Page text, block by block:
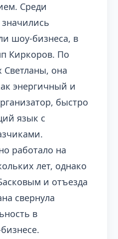
Среди
шоу-бизнеса, в
Киркоров. По
Светланы, она
энергичный и
быстро
язык с
работало на
лет, однако
и отъезда
свернула
в